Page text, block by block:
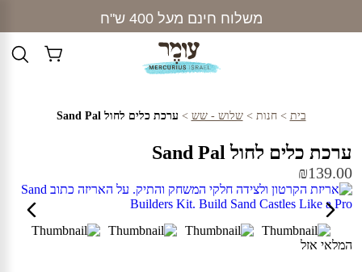
content
משלוח חינם מעל 400 ש"ח
בית >חנות >שלוש - שש > ערכת כלים לחול Sand Pal
ערכת כלים לחול Sand Pal
₪139.00
המלאי אזל